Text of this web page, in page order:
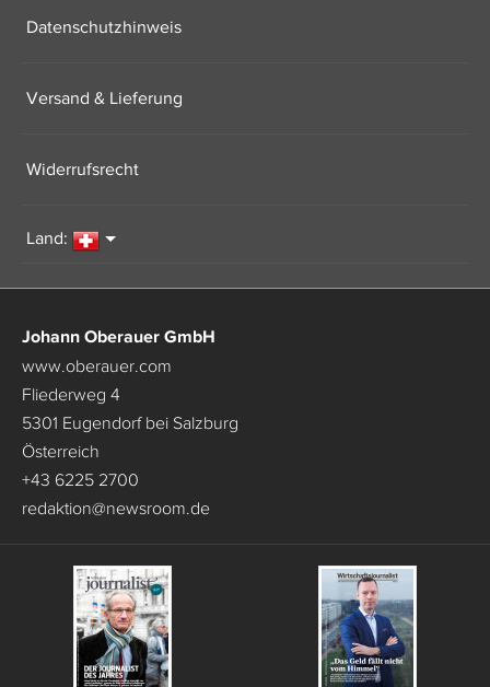
Datenschutzhinweis
Versand & Lieferung
Widerrufsrecht
Land:
Johann Oberauer GmbH
www.oberauer.com
Fliederweg 4
5301 Eugendorf bei Salzburg
Österreich
+43 6225 2700
redaktion@newsroom.de